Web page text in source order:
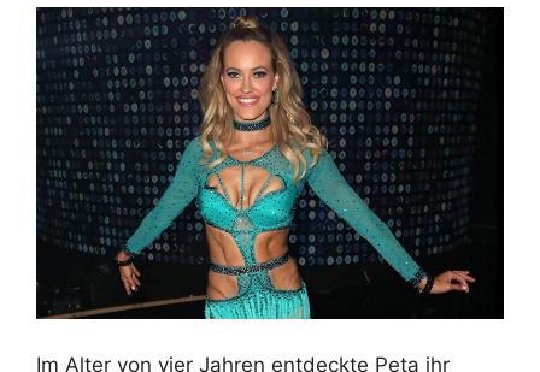
Im Alter von vier Jahren entdeckte Peta ihr